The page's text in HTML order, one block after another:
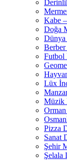
Kabe
Doğa
Dünya
Berber
Futbol
Lüx
Müzik
Orman
Pizza
Sanat
Şehir
Şelala